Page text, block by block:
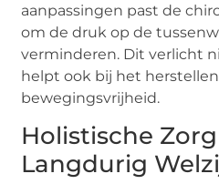
aanpassingen past de
om de druk op de
verminderen. Dit verlicht
helpt ook bij het
bewegingsvrijheid.
Holistische
Langdurig